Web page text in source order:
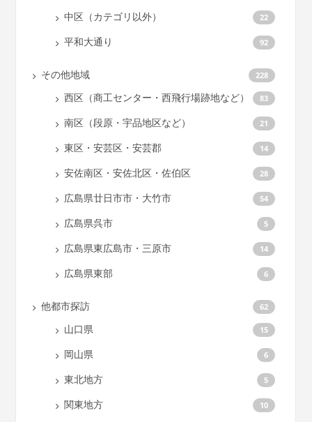
中区（カテゴリ以外） 22
平和大通り 92
その他地域 228
西区（商工センター・西飛行場跡地など） 83
南区（段原・宇品地区など） 21
東区・安芸区・安芸郡 14
安佐南区・安佐北区・佐伯区 28
広島県廿日市市・大竹市 54
広島県呉市 5
広島県東広島市・三原市 14
広島県東部 6
他都市探訪 62
山口県 15
岡山県 6
東北地方 5
関東地方 10